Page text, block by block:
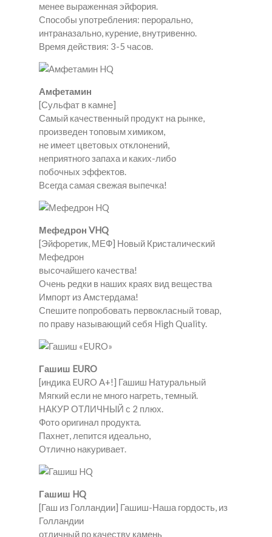
менее выраженная эйфория.
Способы употребления: перорально,
интраназально, курение, внутривенно.
Время действия: 3-5 часов.
Амфетамин
[Сульфат в камне]
Самый качественный продукт на рынке,
произведен топовым химиком,
не имеет цветовых отклонений,
неприятного запаха и каких-либо
побочных эффектов.
Всегда самая свежая выпечка!
Мефедрон VHQ
[Эйфоретик, МЕФ] Новый Кристалический
Мефедрон
высочайшего качества!
Очень редки в наших краях вид вещества
Импорт из Амстердама!
Спешите попробовать первокласный товар,
по праву называющий себя High Quality.
Гашиш EURO
[индика EURO A+!] Гашиш Натуральный
Мягкий если не много нагреть, темный.
НАКУР ОТЛИЧНЫЙ с 2 плюх.
Фото оригинал продукта.
Пахнет, лепится идеально,
Отлично накуривает.
Гашиш HQ
[Гаш из Голландии] Гашиш-Наша гордость, из
Голландии
отличный по качеству камень